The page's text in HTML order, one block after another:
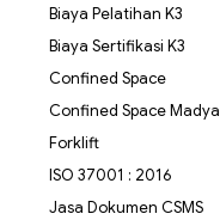
Biaya Pelatihan K3
Biaya Sertifikasi K3
Confined Space
Confined Space Madya
Forklift
ISO 37001 : 2016
Jasa Dokumen CSMS